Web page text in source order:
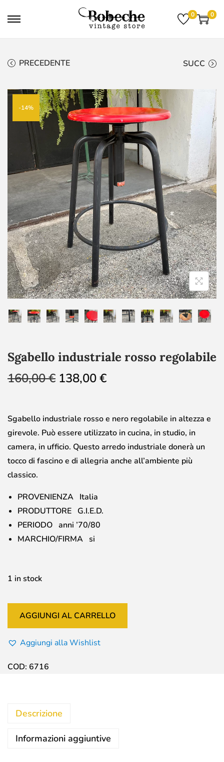
0 0
PRECEDENTE SUCC
-14%
Sgabello industriale rosso regolabile
160,00€ 138,00€
Sgabello industriale rosso e nero regolabile in altezza e
girevole. Può essere utilizzato in cucina, in studio, in
camera, in ufficio. Questo arredo industriale donerà un
tocco di fascino e di allegria anche all’ambiente più
classico.
PROVENIENZA Italia
PRODUTTORE G.I.E.D.
PERIODO anni ’70/80
MARCHIO/FIRMA si
1 in stock
AGGIUNGI AL CARRELLO
Aggiungi alla Wishlist
COD: 6716
Descrizione
Informazioni aggiuntive